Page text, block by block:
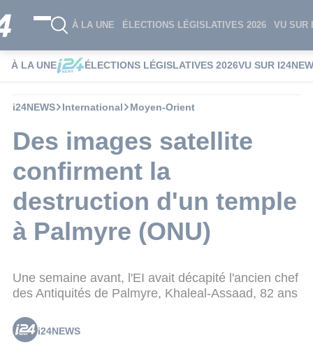
À LA UNE ÉLECTIONS LÉGISLATIVES 2026 VU SUR
À LA UNE ÉLECTIONS LÉGISLATIVES 2026VU SUR
i24NEWS International Moyen-Orient
Des images satellite
confirment la
destruction d'un temple
à Palmyre (ONU)
Une semaine avant, l'EI avait décapité l'ancien chef
des Antiquités de Palmyre, Khaleal-Assaad, 82 ans
i24NEWS